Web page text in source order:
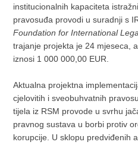
institucionalnih kapaciteta
pravosuđa provodi u suradnji s
Foundation for International
trajanje projekta je 24 mjeseca,
iznosi 1 000 000,00 EUR.
Aktualna projektna
cjelovitih i sveobuhvatnih
tijela iz RSM provode u svrhu
pravnog sustava u borbi protiv
korupcije. U sklopu predviđenih